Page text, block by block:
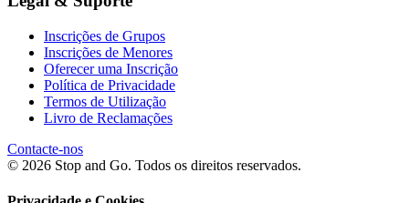
Inscrições de Grupos
Inscrições de Menores
Oferecer uma Inscrição
Política de Privacidade
Termos de Utilização
Livro de Reclamações
Contacte-nos
© 2026 Stop and Go. Todos os direitos reservados.